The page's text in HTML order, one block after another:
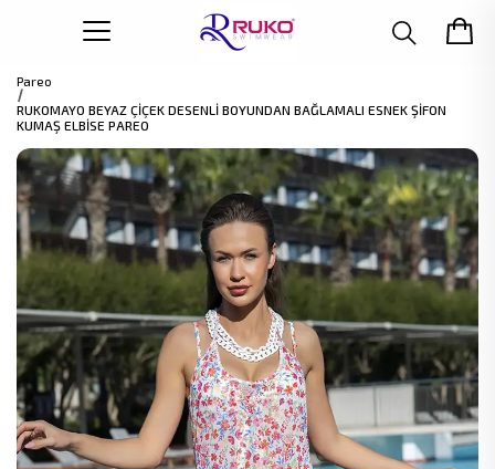
Pareo
RUKOMAYO BEYAZ ÇİÇEK DESENLİ BOYUNDAN BAĞLAMALI ESNEK ŞİFON
KUMAŞ ELBİSE PAREO